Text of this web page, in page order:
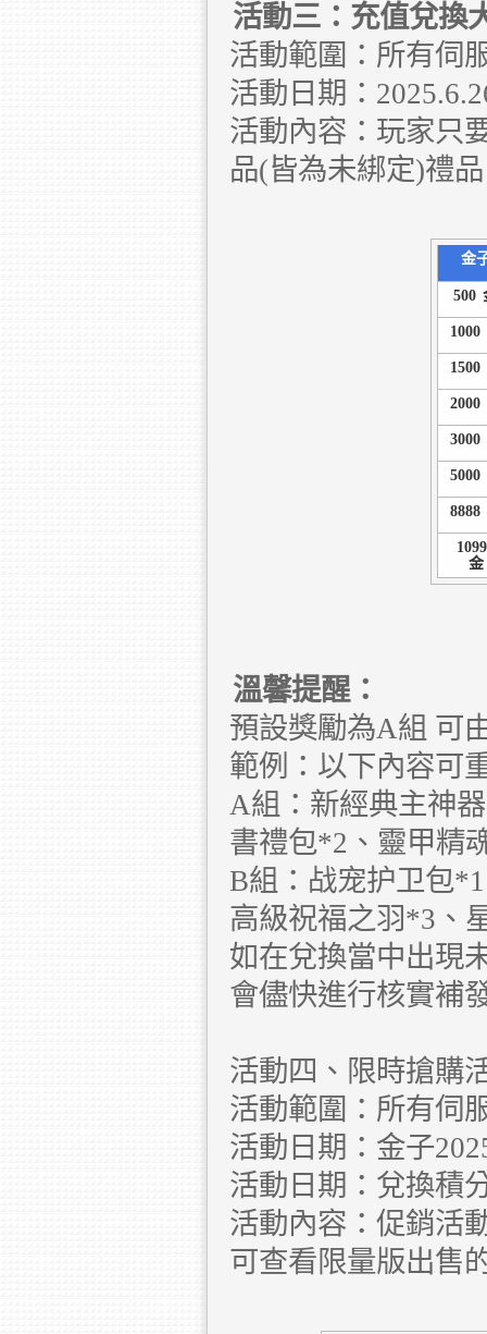
活動三：充值兌換
活動範圍：所有伺
活動日期：
活動內容：玩家只
品(皆為未綁定)禮
金
500
1000
1500
2000
3000
5000
8888
金
溫馨提醒：
預設獎勵為A組 可
範例：以下內容可
A組：新經典主神
書禮包*2、靈甲精
B組：战宠护卫包
高級祝福之羽*3、
如在兌換當中出現
會儘快進行核實補
活動四、限時搶購
活動範圍：所有伺
活動日期：金子
活動日期：兌換積
活動內容：促銷活
可查看限量版出售